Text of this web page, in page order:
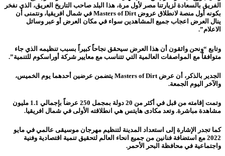
الفريق بالسعادة لزيارتنا مصر لأول مرة، هذا البلد صاحب التاريخ العريق، الذي نفخر
بكونه أول منصة لانطلاق عروض Masters of Dirt في شمال افريقيا، ونتمنى أن
ينال العرض اعجاب جميع المشاهدين سواء في مكان العرض أو عبر وسائل
الاعلام”.
وتابع “ونحن واثقون أن هذا العرض سيحقق نجاحاً كبيراً بسبب تنظيمه الذي جاء
متوافقاً مع المواصفات العالمية التي تتناسب مع معايير شركة أوراسكوم للتنمية”.
الجدير بالذكر، أن عرض Masters of Dirt يتضمن عرضين أحدهما يوم الخميس،
والآخر اليوم الجمعة.
وتمت إقامته من قبل في أكثر من 20 دولة بمجمل 250 عرضاً بإجمالي 1.1 مليون
مشاهدة مباشرة. وتعد مكادى هايتس هي انطلاقته الأولى في شمال افريقيا.
كما تجدر الإشارة إلى استعداد المدينة لتنظيم مهرجان موسيقى عالمي في مايو
2022 مع استضافة فنانين من جميع انحاء العالم لتحقيق تنمية اقتصادية وفنية
واجتماعية في محافظة البحر الأحمر.